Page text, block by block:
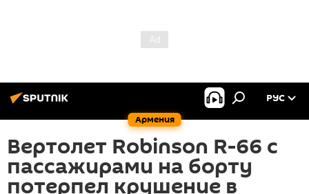
Армения
РУС
Вертолет Robinson R-66 с
пассажирами на борту
потерпел крушение в